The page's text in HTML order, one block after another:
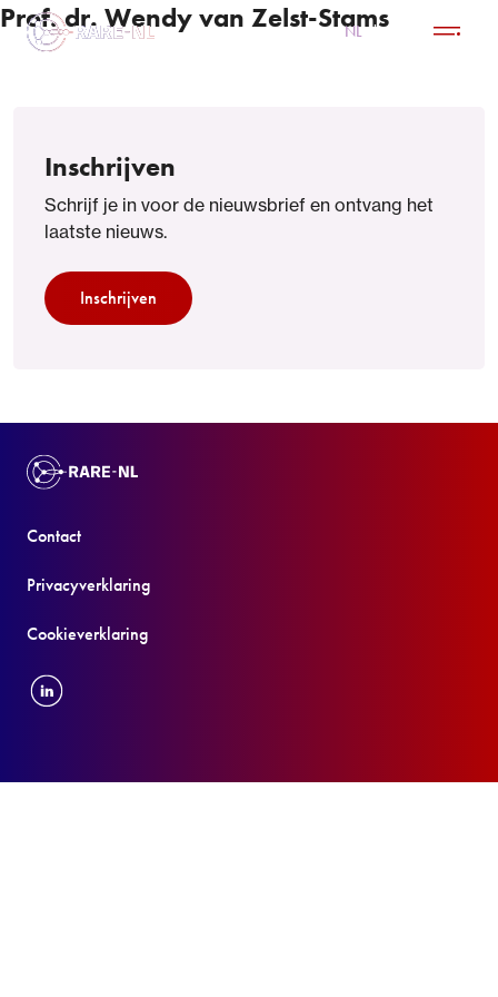
NL EN
Prof. dr. Wendy van Zelst-Stams
Inschrijven
Schrijf je in voor de nieuwsbrief en ontvang het
laatste nieuws.
Inschrijven
Contact
Privacyverklaring
Cookieverklaring